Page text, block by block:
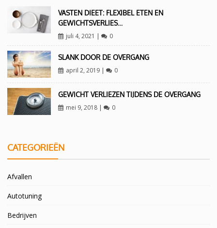
VASTEN DIEET: FLEXIBEL ETEN EN
GEWICHTSVERLIES…
juli 4, 2021 | 0
SLANK DOOR DE OVERGANG
april 2, 2019| 0
GEWICHT VERLIEZEN TIJDENS DE OVERGANG
mei 9, 2018| 0
CATEGORIEËN
Afvallen
Autotuning
Bedrijven